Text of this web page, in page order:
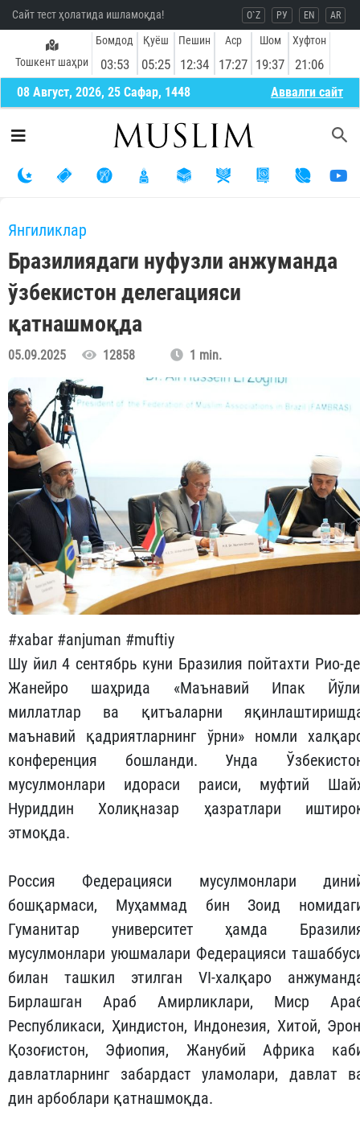
Сайт тест ҳолатида ишламоқда! O`Z РУ EN AR
Тошкент шаҳри
Бомдод
03:53
Қуёш
05:25
Пешин
12:34
Аср
17:27
Шом
19:37
Хуфтон
21:06
08 Август, 2026, 25 Сафар, 1448 Aввалги сайт
Янгиликлар
Бразилиядаги нуфузли анжуманда
ўзбекистон делегацияси
қатнашмоқда
05.09.2025 12858 1 min.
#xabar #anjuman #muftiy
Шу йил 4 сентябрь куни Бразилия пойтахти Рио-
Жанейро шаҳрида «Маънавий Ипак
миллатлар ва қитъаларни
маънавий қадриятларнинг ўрни» номли
конференция бошланди. Унда
мусулмонлари идораси раиси, муфтий
Нуриддин Холиқназар ҳазратлари
этмоқда.
Россия Федерацияси мусулмонлари
бошқармаси, Муҳаммад бин Зоид
Гуманитар университет ҳамда
мусулмонлари уюшмалари Федерацияси
билан ташкил этилган VI-халқаро
Бирлашган Араб Амирликлари, Миср
Республикаси, Ҳиндистон, Индонезия, Хитой,
Қозоғистон, Эфиопия, Жанубий Африка
давлатларнинг забардаст уламолари, давлат
дин арбоблари қатнашмоқда.